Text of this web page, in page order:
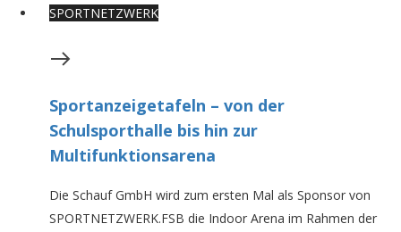
SPORTNETZWERK
Sportanzeigetafeln – von der
Schulsporthalle bis hin zur
Multifunktionsarena
Die Schauf GmbH wird zum ersten Mal als Sponsor von
SPORTNETZWERK.FSB die Indoor Arena im Rahmen der